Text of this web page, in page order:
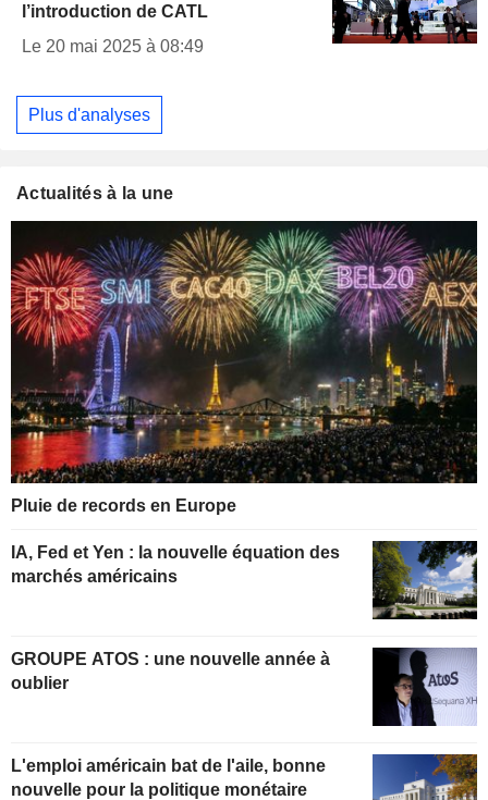
l’introduction de CATL
Le 20 mai 2025 à 08:49
Plus d'analyses
Actualités à la une
Pluie de records en Europe
IA, Fed et Yen : la nouvelle équation des
marchés américains
GROUPE ATOS : une nouvelle année à
oublier
L'emploi américain bat de l'aile, bonne
nouvelle pour la politique monétaire